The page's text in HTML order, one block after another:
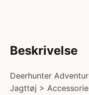
Beskrivelse
Deerhunter
Jagttøj >